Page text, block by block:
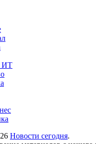
ИТ
Новости сегодня.